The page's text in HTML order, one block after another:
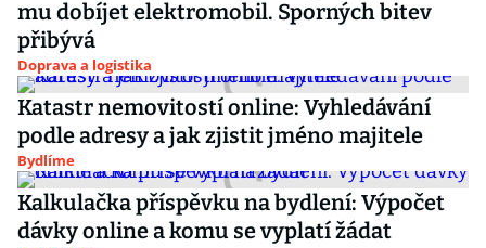
mu dobíjet elektromobil. Sporných bitev
přibývá
Doprava a logistika
Katastr nemovitostí online: Vyhledávání
podle adresy a jak zjistit jméno majitele
Bydlíme
Kalkulačka příspěvku na bydlení: Výpočet
dávky online a komu se vyplatí žádat